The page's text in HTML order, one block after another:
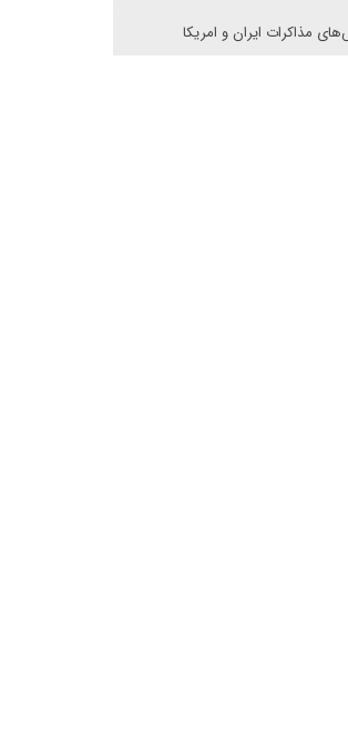
مذاکرات ایران و امریکا